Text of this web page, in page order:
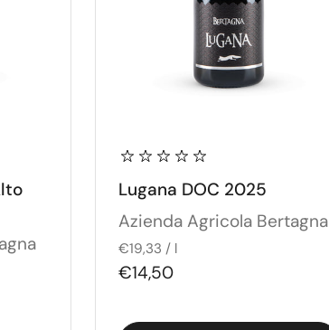
Lugana DOC 2025
Azienda Agricola Bertagna
€19,33 / l
€14,50